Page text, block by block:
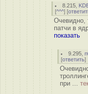
8.215
[^^^] [
Очевидно,
патчи в
показать
9.295 ,
[ответить]
при ...